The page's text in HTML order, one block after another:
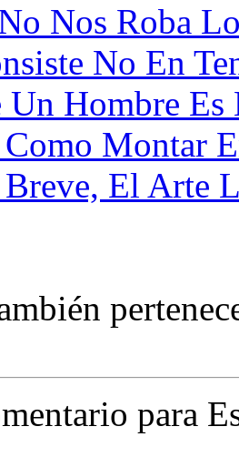
Nos Roba
No En
Hombre Es
Montar
El Arte
para